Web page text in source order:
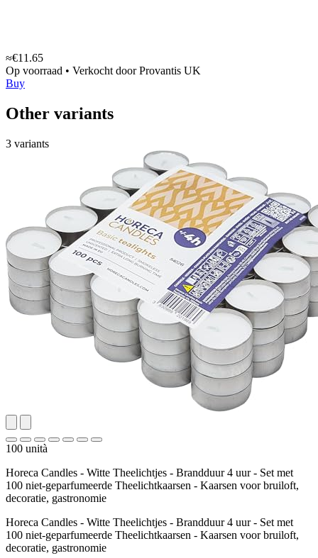
≈€11.65
Op voorraad • Verkocht doorProvantis UK
Buy
Other variants
3 variants
100 unità
Horeca Candles - Witte Theelichtjes - Brandduur 4 uur - Set met
100 niet-geparfumeerde Theelichtkaarsen - Kaarsen voor bruiloft,
decoratie, gastronomie
Horeca Candles - Witte Theelichtjes - Brandduur 4 uur - Set met
100 niet-geparfumeerde Theelichtkaarsen - Kaarsen voor bruiloft,
decoratie, gastronomie